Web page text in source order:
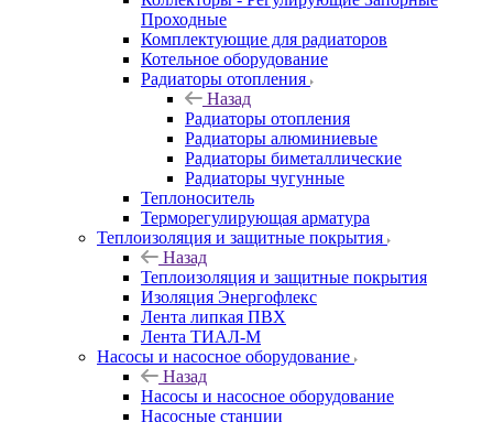
Проходные
Комплектующие для радиаторов
Котельное оборудование
Радиаторы отопления
Назад
Радиаторы отопления
Радиаторы алюминиевые
Радиаторы биметаллические
Радиаторы чугунные
Теплоноситель
Терморегулирующая арматура
Теплоизоляция и защитные покрытия
Назад
Теплоизоляция и защитные покрытия
Изоляция Энергофлекс
Лента липкая ПВХ
Лента ТИАЛ-М
Насосы и насосное оборудование
Назад
Насосы и насосное оборудование
Насосные станции